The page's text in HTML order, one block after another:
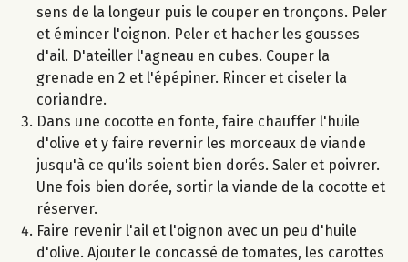
sens de la longeur puis le couper en tronçons. Peler
et émincer l'oignon. Peler et hacher les gousses
d'ail. D'ateiller l'agneau en cubes. Couper la
grenade en 2 et l'épépiner. Rincer et ciseler la
coriandre.
Dans une cocotte en fonte, faire chauffer l'huile
d'olive et y faire revernir les morceaux de viande
jusqu'à ce qu'ils soient bien dorés. Saler et poivrer.
Une fois bien dorée, sortir la viande de la cocotte et
réserver.
Faire revenir l'ail et l'oignon avec un peu d'huile
d'olive. Ajouter le concassé de tomates, les carottes